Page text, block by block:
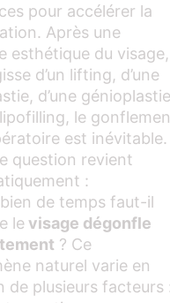
pour accélérer la
Après une
esthétique du visage,
d’un lifting, d’une
d’une génioplastie
lipofilling, le
est inévitable.
question revient
:
de temps faut-il
le visage dégonfle
? Ce
naturel varie en
de plusieurs facteurs